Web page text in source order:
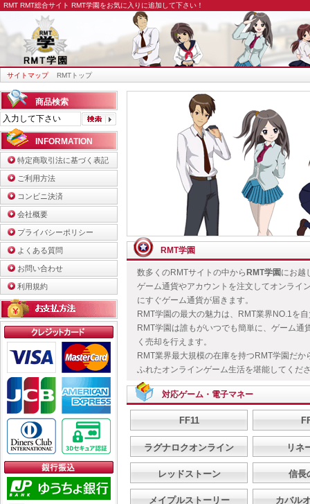
RMT RMT総合サイト RMT学園をお気に入りに追加して下さい！
サイトマップRMTトップ
商品検索
INFORMATION
特定商取引法に基づく表記
ご利用方法
コンビニ決済
会社概要
プライバシーポリシー
よくある質問
お問い合わせ
利用規約
RMT学園
数多くのRMTサイトの中から RMT学園 にお越
ゲーム通貨やアカウントを注文してオンライ
にすぐゲーム通貨が届きます。
RMT学園の最大の魅力は、RMT業界NO.1を
RMT学園は誰もがいつでも簡単に、ゲーム
く売却を行えます。
RMT業界最大規模の在庫を持つRMT学園だ
ふれたオンラインゲーム生活を堪能してくだ
対応ゲーム・電子マネー
FF11
ラグナロクオンライン リネ
レッドストーン 信長
メイプルストーリー カバル